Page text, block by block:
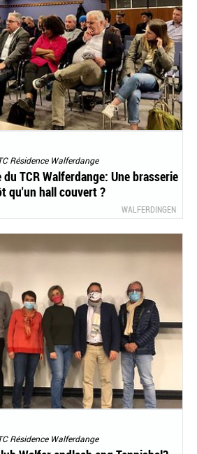
Résidence Walferdange
TCR Walferdange: Une brasserie
qu'un hall couvert ?
WALFERDINGEN
Résidence Walferdange